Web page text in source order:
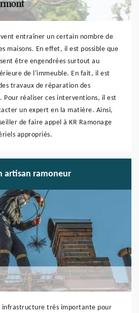
entraîner un certain nombre de
maisons. En effet, il est possible que
être engendrées surtout au
de l'immeuble. En fait, il est
travaux de réparation des
Pour réaliser ces interventions, il est
un expert en la matière. Ainsi,
de faire appel à KR Ramonage
appropriés.
artisan ramoneur
infrastructure très importante pour